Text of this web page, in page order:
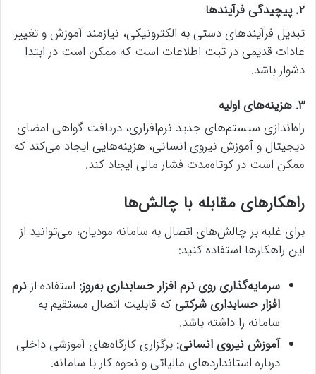
۲. پیچیدگی فرآیندها
تبدیل فرآیندهای دستی به الکترونیکی، نیازمند آموزش و تغییر
عادات قدیمی در ثبت اطلاعات است که ممکن است در ابتدا
دشوار باشد.
۳. هزینه‌های اولیه
راه‌اندازی سیستم‌های جدید نرم‌افزاری، دریافت گواهی امضای
دیجیتال و آموزش نیروی انسانی، هزینه‌هایی ایجاد می‌کند که
ممکن است در کوتاه‌مدت فشار مالی ایجاد کند.
راهکارهای مقابله با چالش‌ها
برای غلبه بر چالش‌های اتصال به سامانه مودیان، می‌توانید از
این راهکارها استفاده کنید:
سرمایه‌گذاری روی نرم افزار حسابداری به‌روز: استفاده ازنرم
افزار حسابداری شرکتیکه قابلیت اتصال مستقیم به
سامانه را داشته باشد.
آموزش نیروی انسانی: برگزاری کارگاه‌های آموزشی داخلی
درباره استانداردهای مالیاتی و نحوه کار با سامانه.